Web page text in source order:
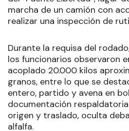
marcha de un camión con
realizar una inspección de
Durante la requisa del
los funcionarios observaron
acoplado 20.000 kilos
granos, entre lo que se
entero, partido y avena en
documentación
origen y traslado, oculta
alfalfa.